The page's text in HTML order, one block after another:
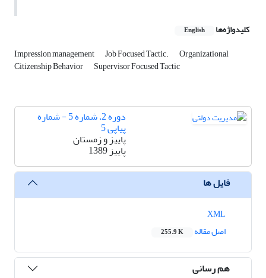
کلیدواژه‌ها English
Impression management Job Focused Tactic. Organizational
Citizenship Behavior Supervisor Focused Tactic
دوره 2، شماره 5 - شماره
پیاپی 5
پاییز و زمستان
پاییز 1389
فایل ها
اصل مقاله
255.9 K
هم رسانی